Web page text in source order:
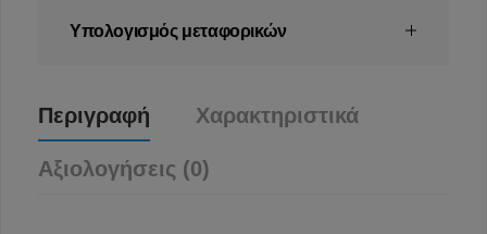
Υπολογισμός μεταφορικών
Περιγραφή Χαρακτηριστικά
Αξιολογήσεις (0)